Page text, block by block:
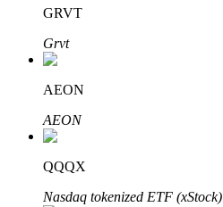
Lär dig Staking
GRVT
Grvt
AEON
AEON
QQQX
Nasdaq tokenized ETF (xStock)